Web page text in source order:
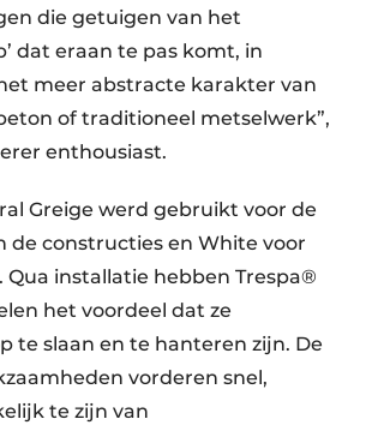
die getuigen van het
dat eraan te pas komt, in
meer abstracte karakter van
of traditioneel metselwerk”,
enthousiast.
Greige werd gebruikt voor de
de constructies en White voor
Qua installatie hebben Trespa®
het voordeel dat ze
te slaan en te hanteren zijn. De
vorderen snel,
te zijn van